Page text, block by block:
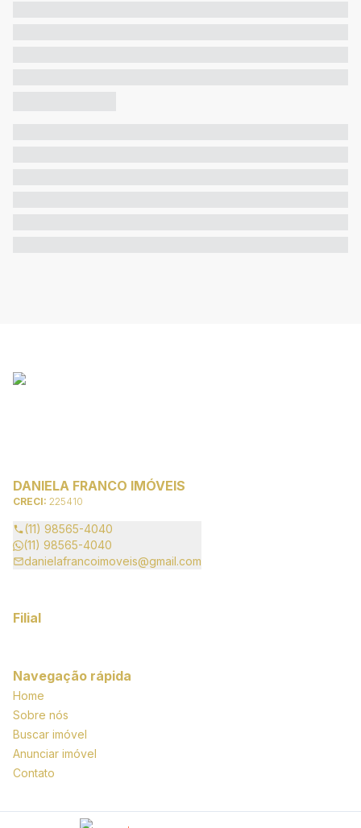
DANIELA FRANCO IMÓVEIS
CRECI: 225410
(11) 98565-4040
(11) 98565-4040
danielafrancoimoveis@gmail.com
Filial
Navegação rápida
Home
Sobre nós
Buscar imóvel
Anunciar imóvel
Contato